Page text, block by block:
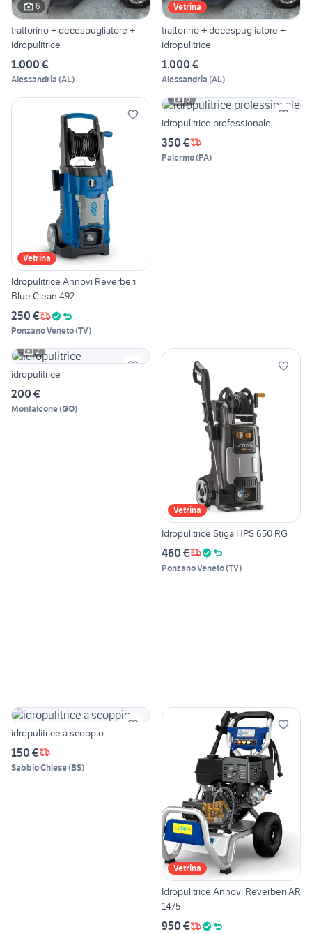
6
trattorino + decespugliatore +
idropulitrice
1.000 €
Alessandria (AL)
Vetrina
trattorino + decespugliatore +
idropulitrice
1.000 €
Alessandria (AL)
Vetrina
Idropulitrice Annovi Reverberi
Blue Clean 492
250 €
Ponzano Veneto(TV)
6
idropulitrice professionale
350 €
Palermo(PA)
2
idropulitrice
200 €
Monfalcone(GO)
Vetrina
Idropulitrice Stiga HPS 650 RG
460 €
Ponzano Veneto(TV)
idropulitrice a scoppio
150 €
Sabbio Chiese(BS)
Vetrina
Idropulitrice Annovi Reverberi AR
1475
950 €